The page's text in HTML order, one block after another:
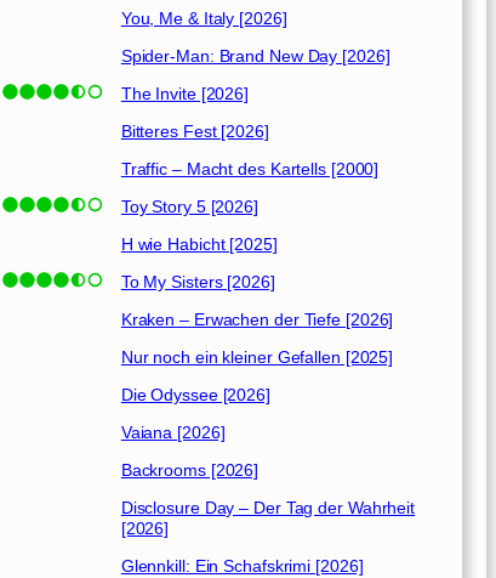
You, Me & Italy [2026]
Spider-Man: Brand New Day [2026]
The Invite [2026]
Bitteres Fest [2026]
Traffic – Macht des Kartells [2000]
Toy Story 5 [2026]
H wie Habicht [2025]
To My Sisters [2026]
Kraken – Erwachen der Tiefe [2026]
Nur noch ein kleiner Gefallen [2025]
Die Odyssee [2026]
Vaiana [2026]
Backrooms [2026]
Disclosure Day – Der Tag der Wahrheit
[2026]
Glennkill: Ein Schafskrimi [2026]